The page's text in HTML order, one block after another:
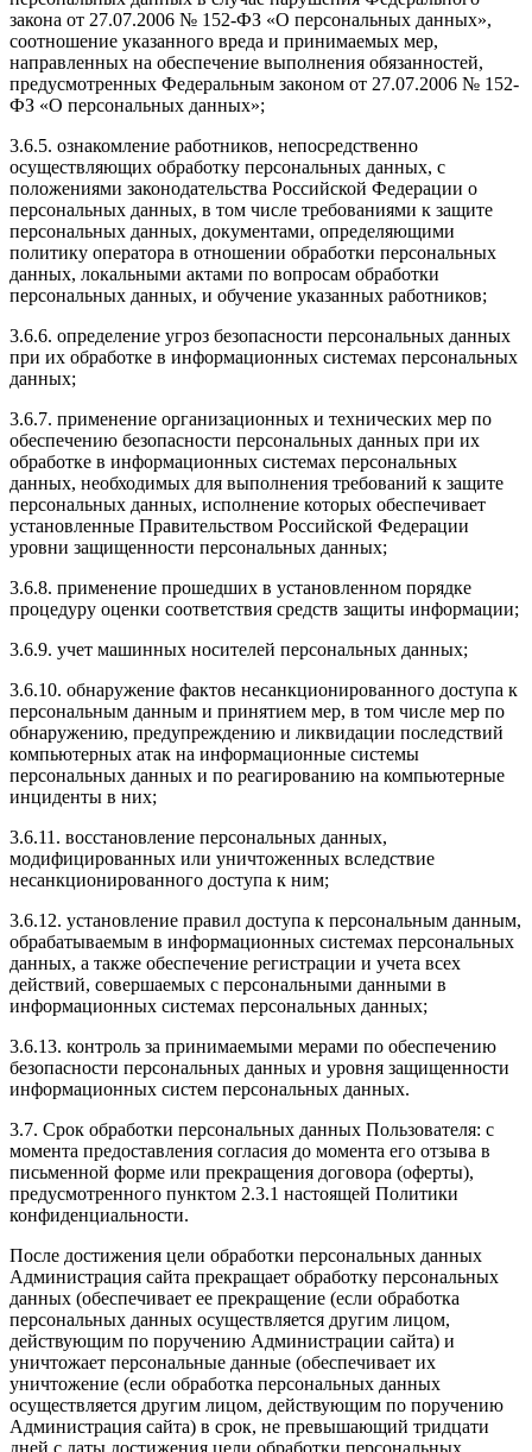
закона от 27.07.2006 № 152-ФЗ «О персональных данных»,
соотношение указанного вреда и принимаемых мер,
направленных на обеспечение выполнения обязанностей,
предусмотренных Федеральным законом от 27.07.2006 № 152-
ФЗ «О персональных данных»;
3.6.5. ознакомление работников, непосредственно
осуществляющих обработку персональных данных, с
положениями законодательства Российской Федерации о
персональных данных, в том числе требованиями к защите
персональных данных, документами, определяющими
политику оператора в отношении обработки персональных
данных, локальными актами по вопросам обработки
персональных данных, и обучение указанных работников;
3.6.6. определение угроз безопасности персональных данных
при их обработке в информационных системах персональных
данных;
3.6.7. применение организационных и технических мер по
обеспечению безопасности персональных данных при их
обработке в информационных системах персональных
данных, необходимых для выполнения требований к защите
персональных данных, исполнение которых обеспечивает
установленные Правительством Российской Федерации
уровни защищенности персональных данных;
3.6.8. применение прошедших в установленном порядке
процедуру оценки соответствия средств защиты информации;
3.6.9. учет машинных носителей персональных данных;
3.6.10. обнаружение фактов несанкционированного доступа к
персональным данным и принятием мер, в том числе мер по
обнаружению, предупреждению и ликвидации последствий
компьютерных атак на информационные системы
персональных данных и по реагированию на компьютерные
инциденты в них;
3.6.11. восстановление персональных данных,
модифицированных или уничтоженных вследствие
несанкционированного доступа к ним;
3.6.12. установление правил доступа к персональным данным,
обрабатываемым в информационных системах персональных
данных, а также обеспечение регистрации и учета всех
действий, совершаемых с персональными данными в
информационных системах персональных данных;
3.6.13. контроль за принимаемыми мерами по обеспечению
безопасности персональных данных и уровня защищенности
информационных систем персональных данных.
3.7. Срок обработки персональных данных Пользователя: с
момента предоставления согласия до момента его отзыва в
письменной форме или прекращения договора (оферты),
предусмотренного пунктом 2.3.1 настоящей Политики
конфиденциальности.
После достижения цели обработки персональных данных
Администрация сайта прекращает обработку персональных
данных (обеспечивает ее прекращение (если обработка
персональных данных осуществляется другим лицом,
действующим по поручению Администрации сайта) и
уничтожает персональные данные (обеспечивает их
уничтожение (если обработка персональных данных
осуществляется другим лицом, действующим по поручению
Администрация сайта) в срок, не превышающий тридцати
дней с даты достижения цели обработки персональных